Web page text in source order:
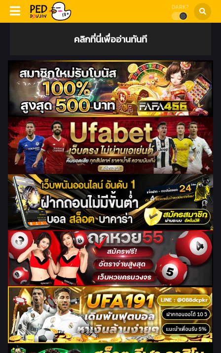
DARK?
คลิกที่นี่เพื่ออ่านทันที